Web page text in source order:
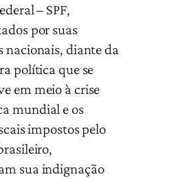
– SPF,
por suas
nacionais, diante da
política que se
em meio à crise
mundial e os
impostos pelo
sua indignação